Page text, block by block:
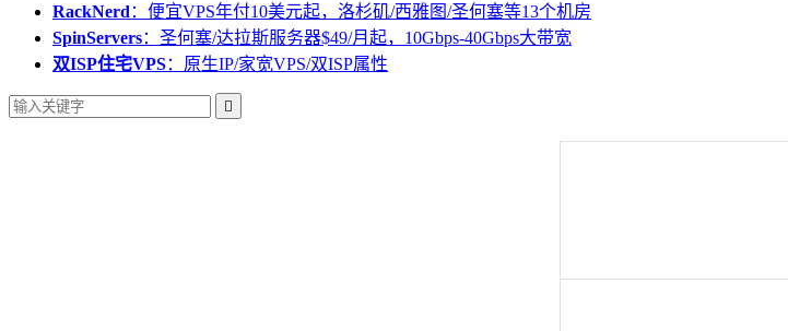
RackNerd ：便宜VPS年付10美元起，洛杉矶/西雅图/圣何塞等13个机房
SpinServers：圣何塞/达拉斯服务器$49/月起，10Gbps-40Gbps大带宽
双ISP住宅VPS：原生IP/家宽VPS/双ISP属性
